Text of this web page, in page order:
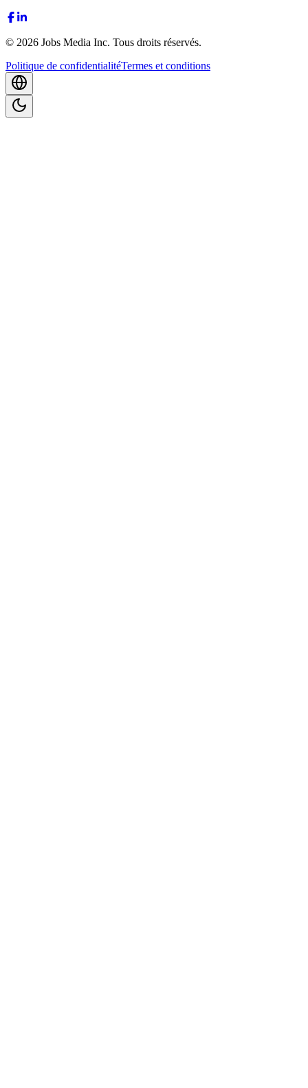
© 2026 Jobs Media Inc. Tous droits réservés.
Politique de confidentialitéTermes et conditions